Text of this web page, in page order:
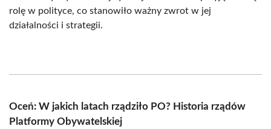
rolę w polityce, co stanowiło ważny zwrot w jej
działalności i strategii.
Oceń: W jakich latach rządziło PO? Historia rządów
Platformy Obywatelskiej